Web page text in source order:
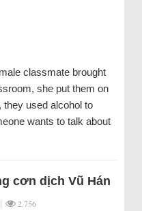
classmate brought
she put them on
they used alcohol to
wants to talk about
cơn dịch Vũ Hán
| 2.756